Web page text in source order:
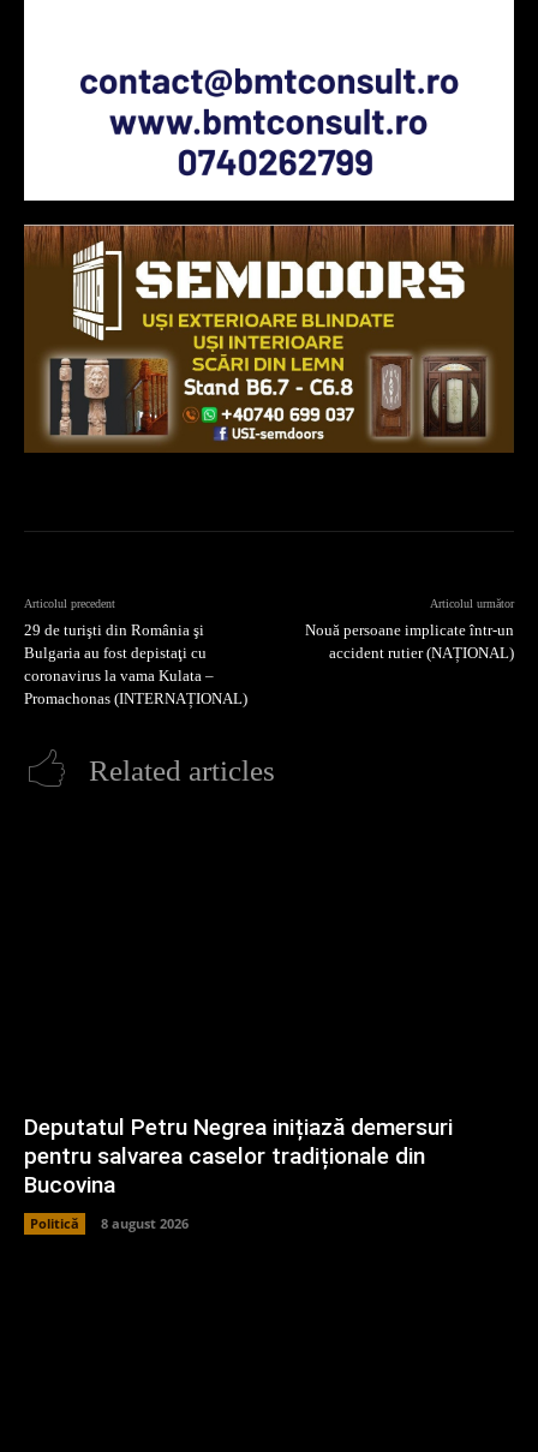
Articolul precedent
29 de turişti din România şi
Bulgaria au fost depistaţi cu
coronavirus la vama Kulata –
Promachonas (INTERNAȚIONAL)
Articolul următor
Nouă persoane implicate într-un
accident rutier (NAȚIONAL)
Related articles
Deputatul Petru Negrea inițiază demersuri
pentru salvarea caselor tradiționale din
Bucovina
Politică 8 august 2026